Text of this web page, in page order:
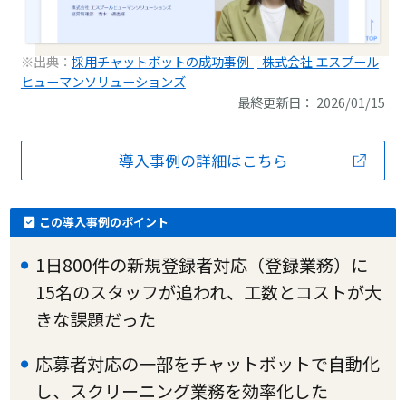
※出典： 採用チャットボットの成功事例│株式会社 エスプール
ヒューマンソリューションズ
最終更新日： 2026/01/15
導入事例の詳細はこちら
この導入事例のポイント
1日800件の新規登録者対応（登録業務）に
15名のスタッフが追われ、工数とコストが大
きな課題だった
応募者対応の一部をチャットボットで自動化
し、スクリーニング業務を効率化した